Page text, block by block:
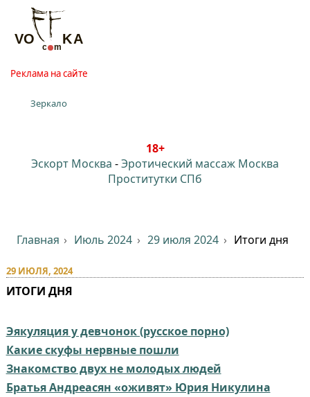
Реклама на сайте
Зеркало
18+
Эскорт Москва -Эротический массаж Москва
Проститутки СПб
Главная Июль 2024 29 июля 2024 Итоги дня
29 ИЮЛЯ, 2024
ИТОГИ ДНЯ
Эякуляция у девчонок (русское порно)
Какие скуфы нервные пошли
Знакомство двух не молодых людей
Братья Андреасян «оживят» Юрия Никулина